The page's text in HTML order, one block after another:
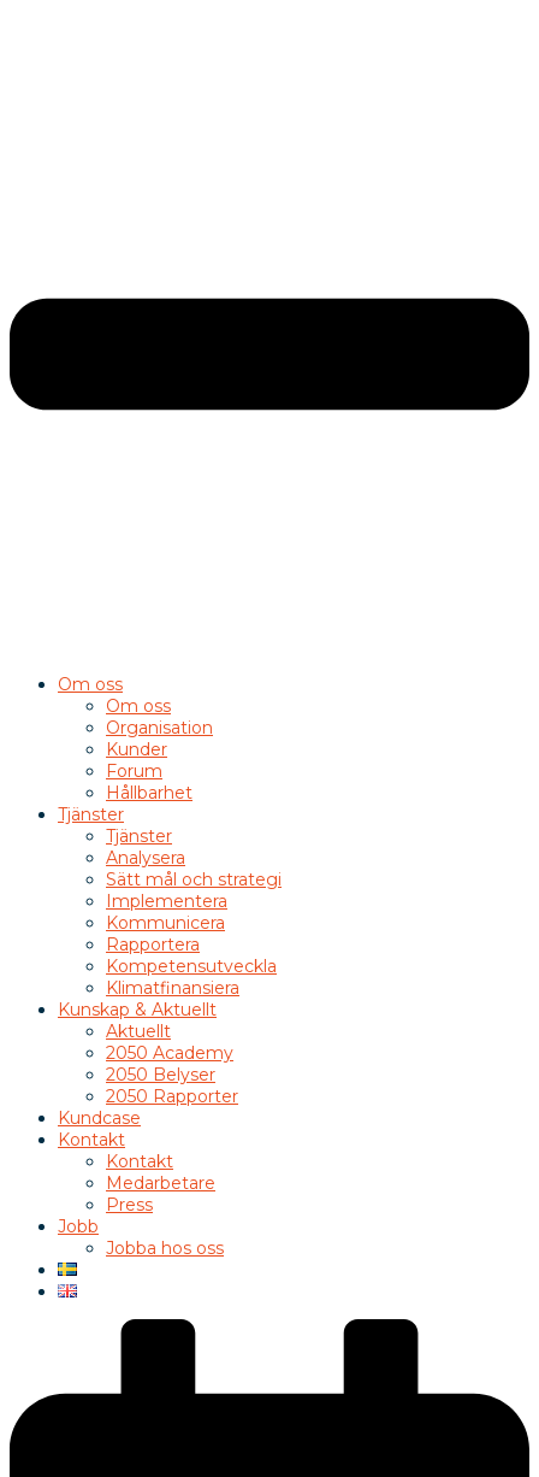
Om oss
Om oss
Organisation
Kunder
Forum
Hållbarhet
Tjänster
Tjänster
Analysera
Sätt mål och strategi
Implementera
Kommunicera
Rapportera
Kompetensutveckla
Klimatfinansiera
Kunskap & Aktuellt
Aktuellt
2050 Academy
2050 Belyser
2050 Rapporter
Kundcase
Kontakt
Kontakt
Medarbetare
Press
Jobb
Jobba hos oss